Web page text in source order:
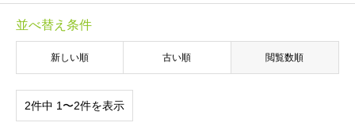
並べ替え条件
新しい順 古い順 閲覧数順
2件中 1〜2件を表示